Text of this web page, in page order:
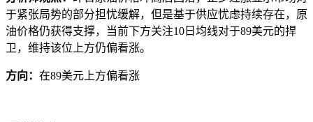
于紧张局势的部分担忧缓解，但是基于供应忧虑持续存在，原
油价格仍获得支撑，当前下方关注10日均线对于89美元的捍
卫，维持该位上方仍偏看涨。
方向： 在89美元上方偏看涨